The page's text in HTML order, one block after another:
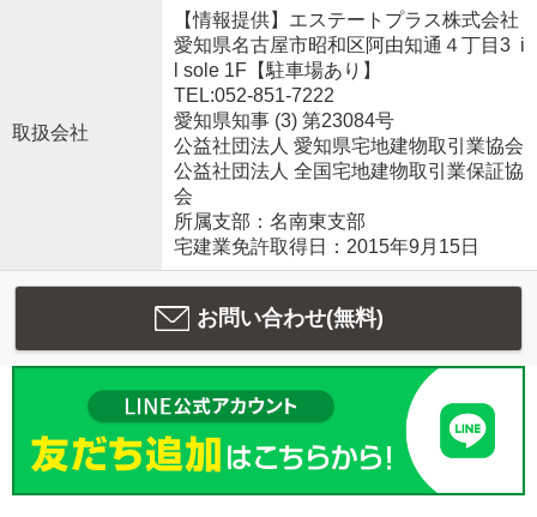
取扱会社
【情報提供】エステートプラス株式会社
愛知県名古屋市昭和区阿由知通４丁目3 i
l sole 1F【駐車場あり】
TEL:052-851-7222
愛知県知事 (3) 第23084号
公益社団法人 愛知県宅地建物取引業協会
公益社団法人 全国宅地建物取引業保証協
会
所属支部：名南東支部
宅建業免許取得日：2015年9月15日
お問い合わせ(無料)